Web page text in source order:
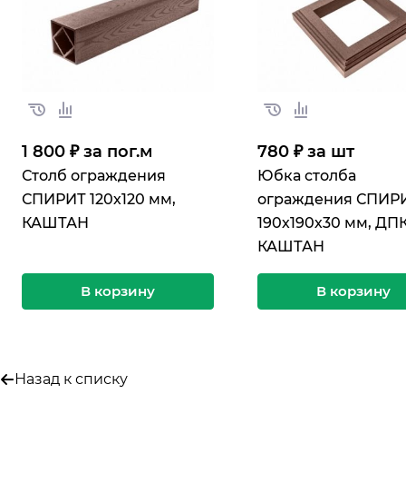
1 800 ₽ за пог.м
Столб ограждения
СПИРИТ 120х120 мм,
КАШТАН
В корзину
780 ₽ за шт
Юбка столба
ограждения
190х190х30 мм,
КАШТАН
В корзину
Назад к списку